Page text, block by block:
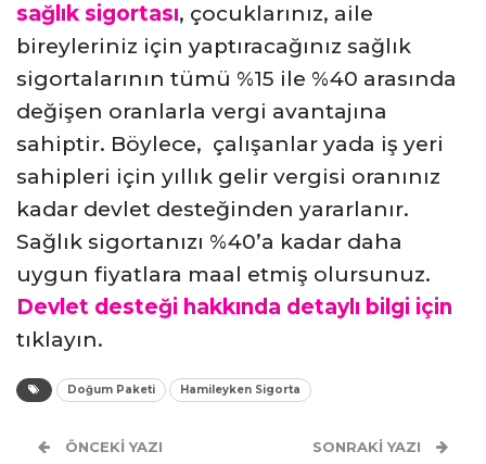
sağlık sigortası, çocuklarınız, aile
bireyleriniz için yaptıracağınız sağlık
sigortalarının tümü %15 ile %40 arasında
değişen oranlarla vergi avantajına
sahiptir. Böylece, çalışanlar yada iş yeri
sahipleri için yıllık gelir vergisi oranınız
kadar devlet desteğinden yararlanır.
Sağlık sigortanızı %40’a kadar daha
uygun fiyatlara maal etmiş olursunuz.
Devlet desteği hakkında detaylı bilgi için
tıklayın.
Doğum Paketi Hamileyken Sigorta
ÖNCEKI YAZI SONRAKI YAZI